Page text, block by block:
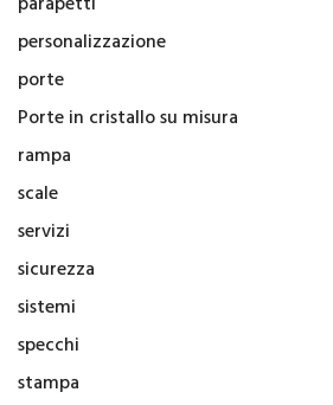
personalizzazione
porte
Porte in cristallo su misura
rampa
scale
servizi
sicurezza
sistemi
specchi
stampa